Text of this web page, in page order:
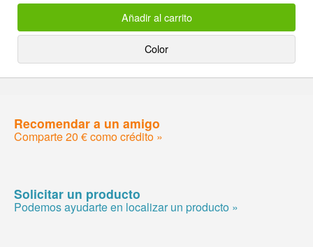
Añadir al carrito
Color
Recomendar a un amigo
Comparte 20 € como crédito »
Solicitar un producto
Podemos ayudarte en localizar un producto »